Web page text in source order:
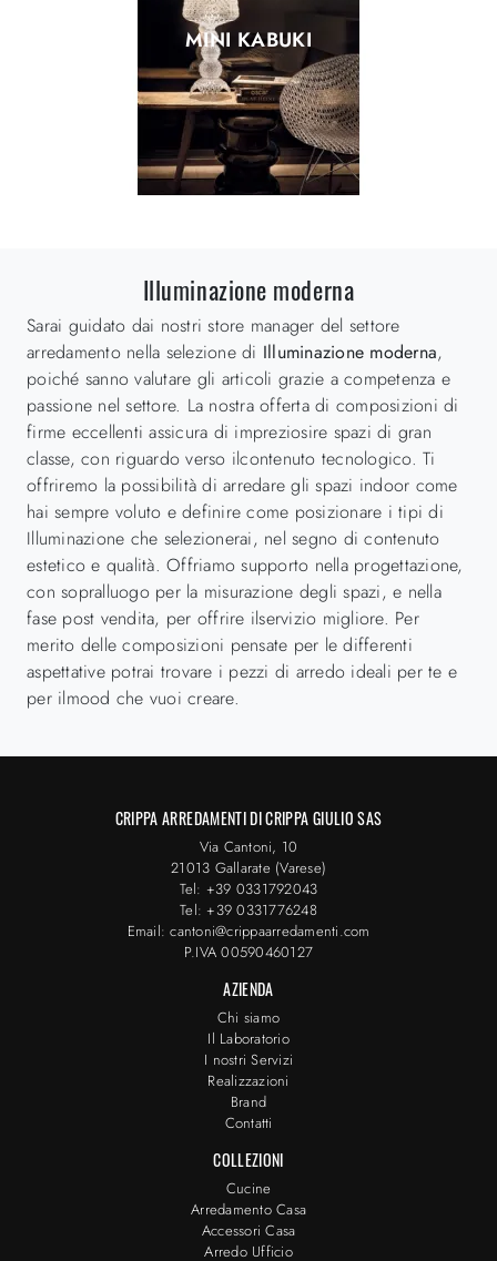
MINI KABUKI
Illuminazione moderna
Sarai guidato dai nostri store manager del settore
arredamento nella selezione di Illuminazione moderna,
poiché sanno valutare gli articoli grazie a competenza e
passione nel settore. La nostra offerta di composizioni di
firme eccellenti assicura di impreziosire spazi di gran
classe, con riguardo verso ilcontenuto tecnologico. Ti
offriremo la possibilità di arredare gli spazi indoor come
hai sempre voluto e definire come posizionare i tipi di
Illuminazione che selezionerai, nel segno di contenuto
estetico e qualità. Offriamo supporto nella progettazione,
con sopralluogo per la misurazione degli spazi, e nella
fase post vendita, per offrire ilservizio migliore. Per
merito delle composizioni pensate per le differenti
aspettative potrai trovare i pezzi di arredo ideali per te e
per ilmood che vuoi creare.
CRIPPA ARREDAMENTI DI CRIPPA GIULIO SAS
Via Cantoni, 10
21013 Gallarate (Varese)
Tel: +39 0331792043
Tel: +39 0331776248
Email: cantoni@crippaarredamenti.com
P.IVA 00590460127
AZIENDA
Chi siamo
Il Laboratorio
I nostri Servizi
Realizzazioni
Brand
Contatti
COLLEZIONI
Cucine
Arredamento Casa
Accessori Casa
Arredo Ufficio